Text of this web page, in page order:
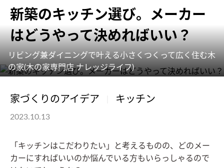
新築のキッチン選び。メーカー
はどうやって決めればいい？
リビング兼ダイニングで叶える小さくつくって広く住む木
の家(木の家専門店 ナレッジライフ)
家づくりのアイデア キッチン
2023.10.13
「キッチンはこだわりたい」と考えるものの、どのメー
カーにすればいいのか悩んでいる方もいらっしゃるので